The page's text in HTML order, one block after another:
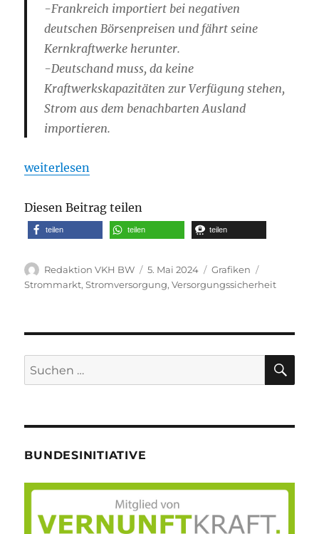
-Frankreich importiert bei negativen
deutschen Börsenpreisen und fährt seine
Kernkraftwerke herunter.
-Deutschand muss, da keine
Kraftwerkskapazitäten zur Verfügung stehen,
Strom aus dem benachbarten Ausland
importieren.
„Erste Auswertungen für April 2024 von Rolf
weiterlesen
Diesen Beitrag teilen
teilen teilen teilen
Autor
Redaktion VKH BW
Veröffentlicht
am
5. Mai 2024 Kategorien
Grafiken
Strommarkt,Stromversorgung,Versorgungssicherheit
Suche
nach:
BUNDESINITIATIVE